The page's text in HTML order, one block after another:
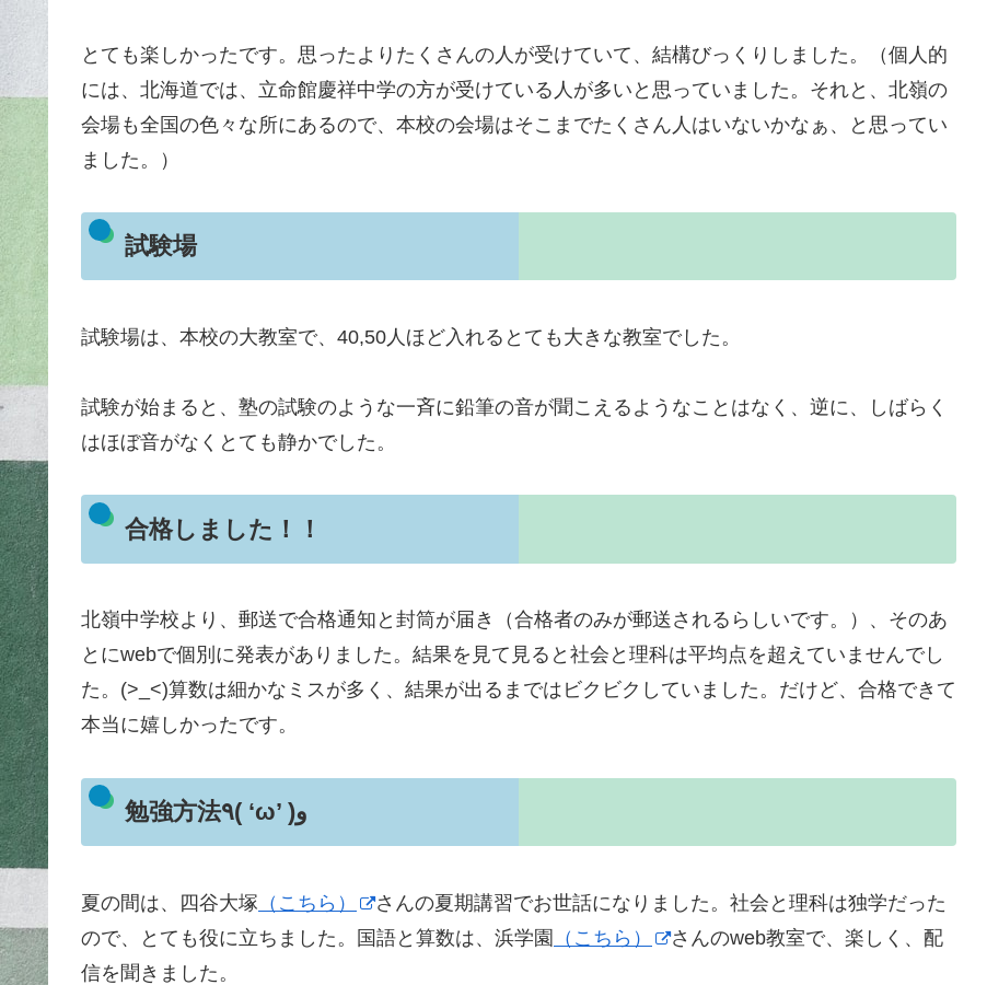
とても楽しかったです。思ったよりたくさんの人が受けていて、結構びっくりしました。（個人的
には、北海道では、立命館慶祥中学の方が受けている人が多いと思っていました。それと、北嶺の
会場も全国の色々な所にあるので、本校の会場はそこまでたくさん人はいないかなぁ、と思ってい
ました。）
試験場
試験場は、本校の大教室で、40,50人ほど入れるとても大きな教室でした。
試験が始まると、塾の試験のような一斉に鉛筆の音が聞こえるようなことはなく、逆に、しばらく
はほぼ音がなくとても静かでした。
合格しました！！
北嶺中学校より、郵送で合格通知と封筒が届き（合格者のみが郵送されるらしいです。）、そのあ
とにwebで個別に発表がありました。結果を見て見ると社会と理科は平均点を超えていませんでし
た。(>_<)算数は細かなミスが多く、結果が出るまではビクビクしていました。だけど、合格できて
本当に嬉しかったです。
勉強方法٩( ‘ω’ )و
夏の間は、四谷大塚 （こちら）
さんの夏期講習でお世話になりました。社会と理科は独学だった
ので、とても役に立ちました。国語と算数は、浜学園 （こちら）
さんのweb教室で、楽しく、配
信を聞きました。